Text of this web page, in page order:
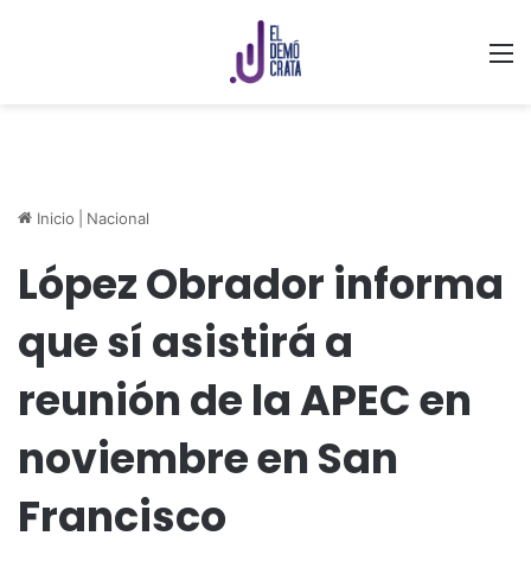
Inicio Nacional
López Obrador informa
que sí asistirá a
reunión de la APEC en
noviembre en San
Francisco